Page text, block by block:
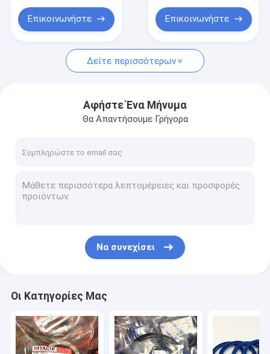
Επικοινωνήστε Επικοινωνήστε
Δείτε περισσότερων
Αφήστε Ένα Μήνυμα
Θα Απαντήσουμε Γρήγορα
Να συνεχίσει
Οι Κατηγορίες Μας